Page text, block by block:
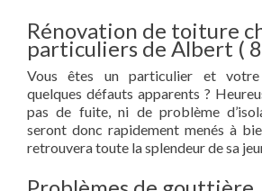
Rénovation de toiture
particuliers de Albert (
Vous êtes un particulier et
quelques défauts apparents ?
pas de fuite, ni de problème
seront donc rapidement menés à
retrouvera toute la splendeur de sa